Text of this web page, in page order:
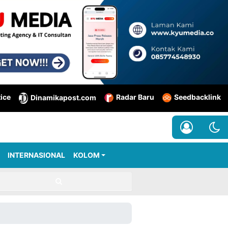
Dinamikapost.com Radar Baru Seedbacklink
INTERNASIONAL KOLOM